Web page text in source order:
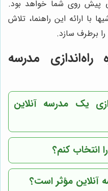
پیش روی شما خواهد بود.
با ارائه این راهنما، تلاش
برطرف سازد.
راه‌اندازی مدرسه
یک مدرسه آنلاین
آنلاین مؤثر است؟